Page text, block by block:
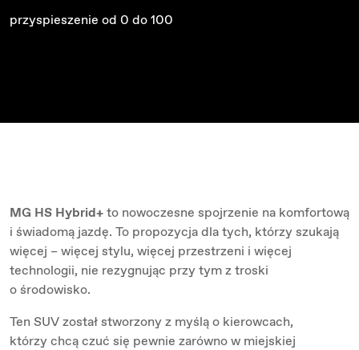
przyspieszenie od 0 do 100
MG HS Hybrid+to nowoczesne spojrzenie na komfortową
i świadomą jazdę. To propozycja dla tych, którzy szukają
więcej – więcej stylu, więcej przestrzeni i więcej
technologii, nie rezygnując przy tym z troski
o środowisko.
Ten SUV został stworzony z myślą o kierowcach,
którzy chcą czuć się pewnie zarówno w miejskiej